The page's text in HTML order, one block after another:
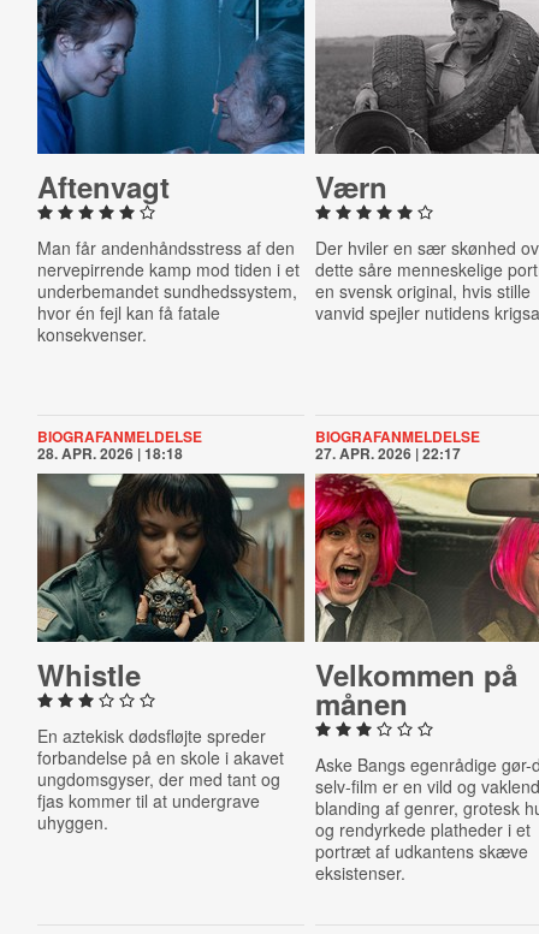
Aftenvagt
Man får andenhåndsstress af den
nervepirrende kamp mod tiden i et
underbemandet sundhedssystem,
hvor én fejl kan få fatale
konsekvenser.
Værn
Der hviler en sær skønhed
dette såre menneskelige
en svensk original, hvis stille
vanvid spejler nutidens
BIOGRAFANMELDELSE
28. APR. 2026 | 18:18
Whistle
En aztekisk dødsfløjte spreder
forbandelse på en skole i akavet
ungdomsgyser, der med tant og
fjas kommer til at undergrave
uhyggen.
BIOGRAFANMELDELSE
27. APR. 2026 | 22:17
Velkommen på
månen
Aske Bangs egenrådige gør-
selv-film er en vild og
blanding af genrer, grotesk
og rendyrkede platheder i et
portræt af udkantens skæve
eksistenser.